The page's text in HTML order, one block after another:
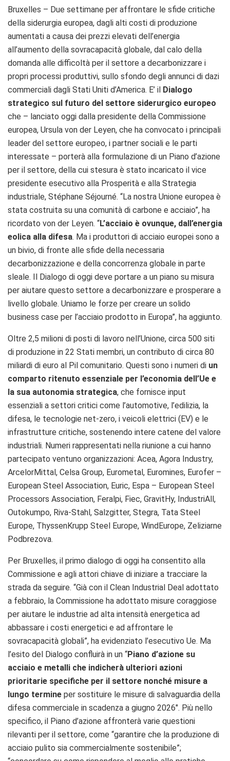
Bruxelles – Due settimane per affrontare le sfide critiche
della siderurgia europea, dagli alti costi di produzione
aumentati a causa dei prezzi elevati dell’energia
all’aumento della sovracapacità globale, dal calo della
domanda alle difficoltà per il settore a decarbonizzare i
propri processi produttivi, sullo sfondo degli annunci di dazi
commerciali dagli Stati Uniti d’America. E’ il Dialogo
strategico sul futuro del settore siderurgico europeo
che – lanciato oggi dalla presidente della Commissione
europea, Ursula von der Leyen, che ha convocato i principali
leader del settore europeo, i partner sociali e le parti
interessate – porterà alla formulazione di un Piano d’azione
per il settore, della cui stesura è stato incaricato il vice
presidente esecutivo alla Prosperità e alla Strategia
industriale, Stéphane Séjourné. “La nostra Unione europea è
stata costruita su una comunità di carbone e acciaio”, ha
ricordato von der Leyen. “L’acciaio è ovunque, dall’energia
eolica alla difesa. Ma i produttori di acciaio europei sono a
un bivio, di fronte alle sfide della necessaria
decarbonizzazione e della concorrenza globale in parte
sleale. Il Dialogo di oggi deve portare a un piano su misura
per aiutare questo settore a decarbonizzare e prosperare a
livello globale. Uniamo le forze per creare un solido
business case per l’acciaio prodotto in Europa”, ha aggiunto.
Oltre 2,5 milioni di posti di lavoro nell’Unione, circa 500 siti
di produzione in 22 Stati membri, un contributo di circa 80
miliardi di euro al Pil comunitario. Questi sono i numeri di un
comparto ritenuto essenziale per l’economia dell’Ue e
la sua autonomia strategica, che fornisce input
essenziali a settori critici come l’automotive, l’edilizia, la
difesa, le tecnologie net-zero, i veicoli elettrici (EV) e le
infrastrutture critiche, sostenendo intere catene del valore
industriali. Numeri rappresentati nella riunione a cui hanno
partecipato ventuno organizzazioni: Acea, Agora Industry,
ArcelorMittal, Celsa Group, Eurometal, Euromines, Eurofer –
European Steel Association, Euric, Espa – European Steel
Processors Association, Feralpi, Fiec, GravitHy, IndustriAll,
Outokumpo, Riva-Stahl, Salzgitter, Stegra, Tata Steel
Europe, ThyssenKrupp Steel Europe, WindEurope, Zeliziarne
Podbrezova.
Per Bruxelles, il primo dialogo di oggi ha consentito alla
Commissione e agli attori chiave di iniziare a tracciare la
strada da seguire. “Già con il Clean Industrial Deal adottato
a febbraio, la Commissione ha adottato misure coraggiose
per aiutare le industrie ad alta intensità energetica ad
abbassare i costi energetici e ad affrontare le
sovracapacità globali”, ha evidenziato l’esecutivo Ue. Ma
l’esito del Dialogo confluirà in un “Piano d’azione su
acciaio e metalli che indicherà ulteriori azioni
prioritarie specifiche per il settore nonché misure a
lungo termine per sostituire le misure di salvaguardia della
difesa commerciale in scadenza a giugno 2026″. Più nello
specifico, il Piano d’azione affronterà varie questioni
rilevanti per il settore, come “garantire che la produzione di
acciaio pulito sia commercialmente sostenibile”;